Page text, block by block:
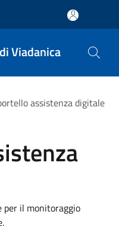
Viadanica
assistenza digitale
per il monitoraggio